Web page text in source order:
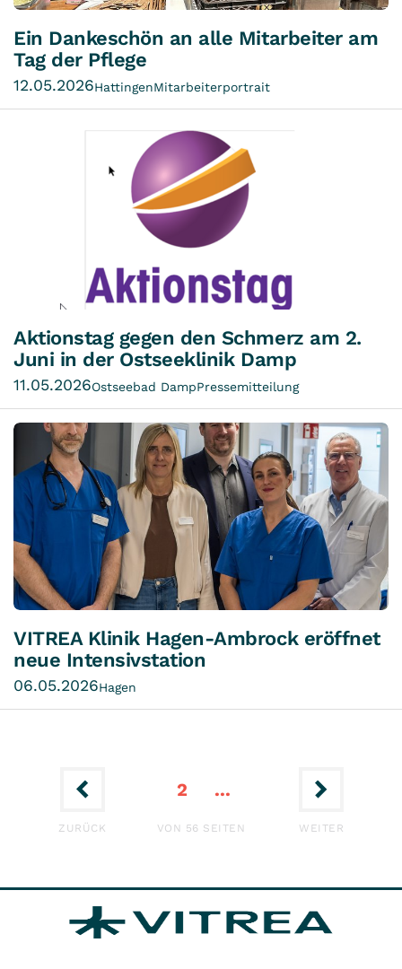
Ein Dankeschön an alle Mitarbeiter am
Tag der Pflege
12.05.2026HattingenMitarbeiterportrait
Aktionstag gegen den Schmerz am 2.
Juni in der Ostseeklinik Damp
11.05.2026Ostseebad DampPressemitteilung
VITREA Klinik Hagen-Ambrock eröffnet
neue Intensivstation
06.05.2026Hagen
ERSTE
ZURÜCK
2 ...
WEITER
VON 56 SEITEN